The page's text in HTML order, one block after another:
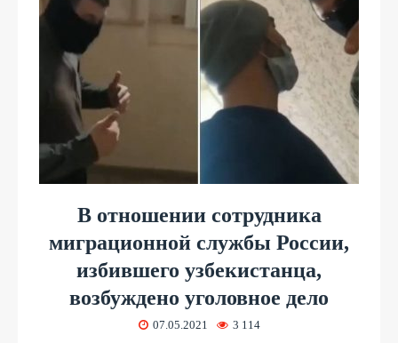
В отношении сотрудника
миграционной службы России,
избившего узбекистанца,
возбуждено уголовное дело
07.05.2021 3 114